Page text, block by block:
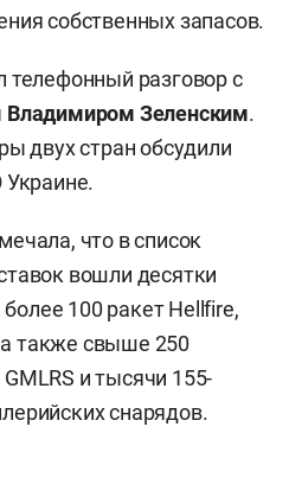
собственных запасов.
телефонный разговор с
Владимиром Зеленским.
двух стран обсудили
Украине.
что в список
вошли десятки
100 ракет Hellfire,
также свыше 250
и тысячи 155-
снарядов.